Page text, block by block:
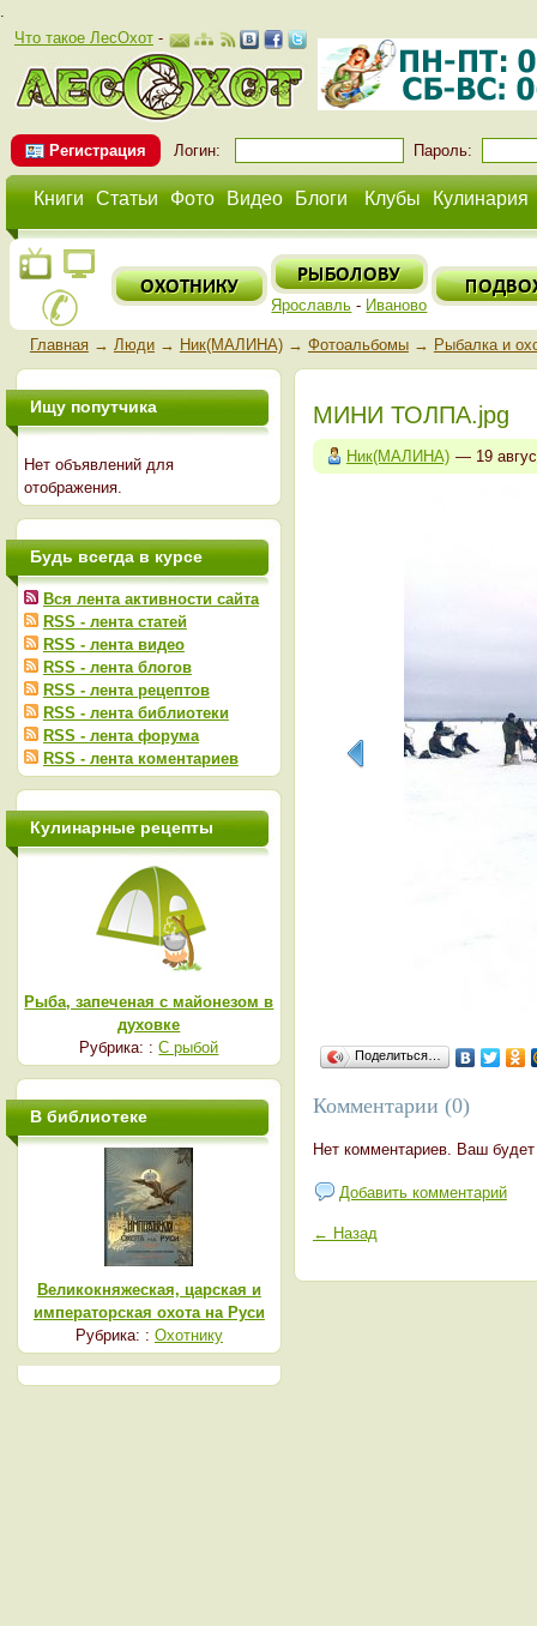
.
Что такое ЛесОхот-
Регистрация Логин: Пароль:
Книги Статьи Фото Видео Блоги Клубы Кулинария
Ярославль - Иваново
Главная→ Люди→ Ник(МАЛИНА)→ Фотоальбомы→ Рыбалка и
МИНИ ТОЛПА.jpg
Ник(МАЛИНА) — 19
Поделиться…
Комментарии (0)
Нет комментариев. Ваш
Добавить комментарий
← Назад
Ищу попутчика
Нет объявлений для
отображения.
Будь всегда в курсе
Вся лента активности сайта
RSS - лента статей
RSS - лента видео
RSS - лента блогов
RSS - лента рецептов
RSS - лента библиотеки
RSS - лента форума
RSS - лента коментариев
Кулинарные рецепты
Рыба, запеченая с майонезом в
духовке
Рубрика: :С рыбой
В библиотеке
Великокняжеская, царская и
императорская охота на Руси
Рубрика: : Охотнику